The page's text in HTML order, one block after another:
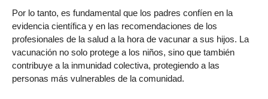
Por lo tanto, es fundamental que los padres confíen en la
evidencia científica y en las recomendaciones de los
profesionales de la salud a la hora de vacunar a sus hijos. La
vacunación no solo protege a los niños, sino que también
contribuye a la inmunidad colectiva, protegiendo a las
personas más vulnerables de la comunidad.